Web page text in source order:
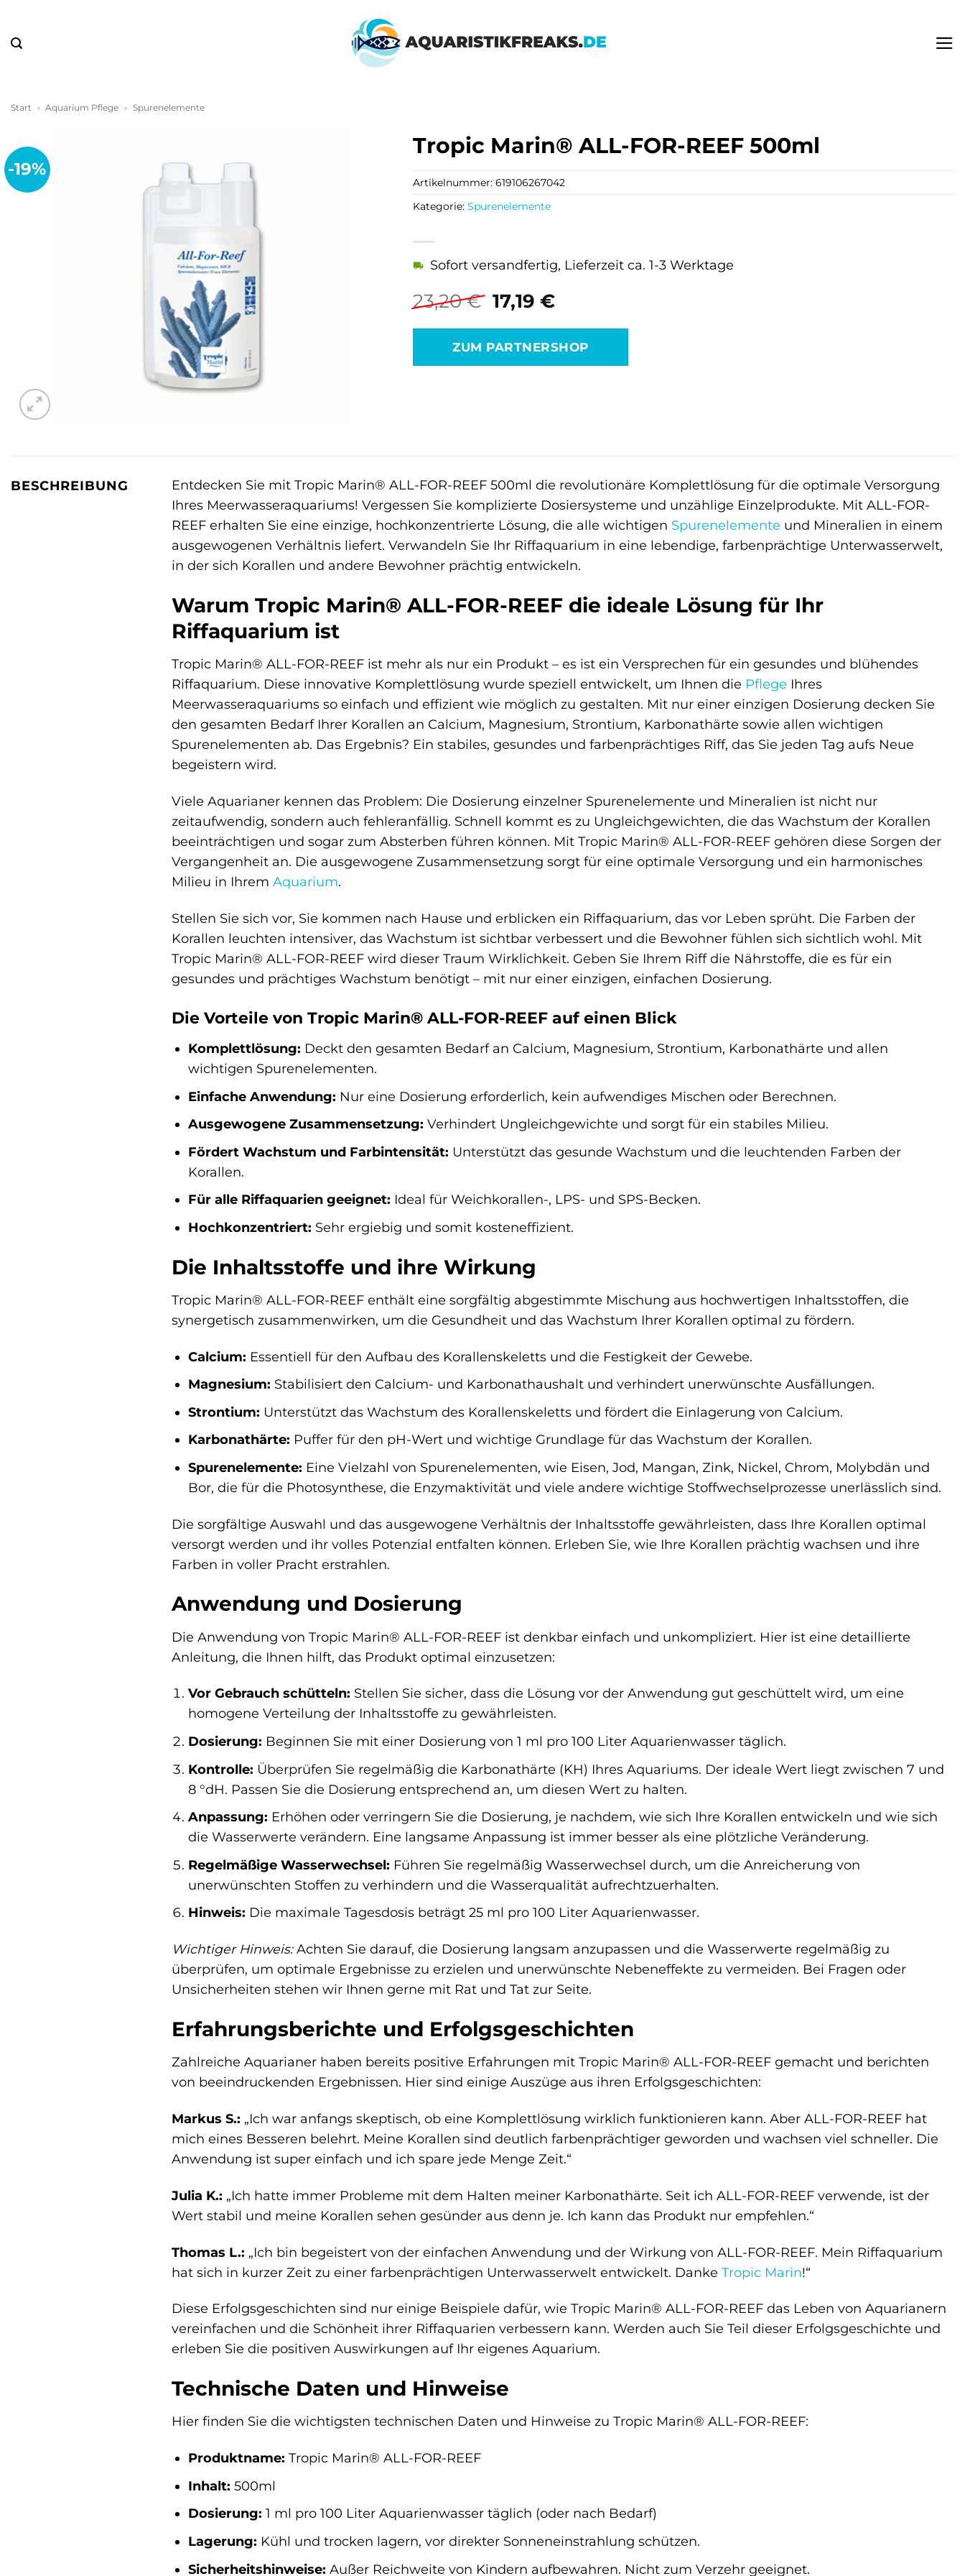
springen
Start » Aquarium Pflege » Spurenelemente
-19%
Tropic Marin® ALL-FOR-REEF 500ml
23,20€ Ursprünglicher
war:
23,20 €
17,19 €Aktueller
ist:
17,19 €.
Sofort versandfertig, Lieferzeit ca. 1-3 Werktage
ZUM PARTNERSHOP
Artikelnummer: 619106267042
Kategorie: Spurenelemente
BESCHREIBUNG
Entdecken Sie mit Tropic Marin® ALL-FOR-REEF 500ml die revolutionäre Komplettlösung für die optimale Versorgung
Ihres Meerwasseraquariums! Vergessen Sie komplizierte Dosiersysteme und unzählige Einzelprodukte. Mit ALL-FOR-
REEF erhalten Sie eine einzige, hochkonzentrierte Lösung, die alle wichtigen Spurenelemente und Mineralien in einem
ausgewogenen Verhältnis liefert. Verwandeln Sie Ihr Riffaquarium in eine lebendige, farbenprächtige Unterwasserwelt,
in der sich Korallen und andere Bewohner prächtig entwickeln.
Warum Tropic Marin® ALL-FOR-REEF die ideale Lösung für Ihr
Riffaquarium ist
Tropic Marin® ALL-FOR-REEF ist mehr als nur ein Produkt – es ist ein Versprechen für ein gesundes und blühendes
Riffaquarium. Diese innovative Komplettlösung wurde speziell entwickelt, um Ihnen die Pflege Ihres
Meerwasseraquariums so einfach und effizient wie möglich zu gestalten. Mit nur einer einzigen Dosierung decken Sie
den gesamten Bedarf Ihrer Korallen an Calcium, Magnesium, Strontium, Karbonathärte sowie allen wichtigen
Spurenelementen ab. Das Ergebnis? Ein stabiles, gesundes und farbenprächtiges Riff, das Sie jeden Tag aufs Neue
begeistern wird.
Viele Aquarianer kennen das Problem: Die Dosierung einzelner Spurenelemente und Mineralien ist nicht nur
zeitaufwendig, sondern auch fehleranfällig. Schnell kommt es zu Ungleichgewichten, die das Wachstum der Korallen
beeinträchtigen und sogar zum Absterben führen können. Mit Tropic Marin® ALL-FOR-REEF gehören diese Sorgen der
Vergangenheit an. Die ausgewogene Zusammensetzung sorgt für eine optimale Versorgung und ein harmonisches
Milieu in Ihrem Aquarium.
Stellen Sie sich vor, Sie kommen nach Hause und erblicken ein Riffaquarium, das vor Leben sprüht. Die Farben der
Korallen leuchten intensiver, das Wachstum ist sichtbar verbessert und die Bewohner fühlen sich sichtlich wohl. Mit
Tropic Marin® ALL-FOR-REEF wird dieser Traum Wirklichkeit. Geben Sie Ihrem Riff die Nährstoffe, die es für ein
gesundes und prächtiges Wachstum benötigt – mit nur einer einzigen, einfachen Dosierung.
Die Vorteile von Tropic Marin® ALL-FOR-REEF auf einen Blick
Komplettlösung: Deckt den gesamten Bedarf an Calcium, Magnesium, Strontium, Karbonathärte und allen
wichtigen Spurenelementen.
Einfache Anwendung: Nur eine Dosierung erforderlich, kein aufwendiges Mischen oder Berechnen.
Ausgewogene Zusammensetzung: Verhindert Ungleichgewichte und sorgt für ein stabiles Milieu.
Fördert Wachstum und Farbintensität: Unterstützt das gesunde Wachstum und die leuchtenden Farben der
Korallen.
Für alle Riffaquarien geeignet: Ideal für Weichkorallen-, LPS- und SPS-Becken.
Hochkonzentriert: Sehr ergiebig und somit kosteneffizient.
Die Inhaltsstoffe und ihre Wirkung
Tropic Marin® ALL-FOR-REEF enthält eine sorgfältig abgestimmte Mischung aus hochwertigen Inhaltsstoffen, die
synergetisch zusammenwirken, um die Gesundheit und das Wachstum Ihrer Korallen optimal zu fördern.
Calcium: Essentiell für den Aufbau des Korallenskeletts und die Festigkeit der Gewebe.
Magnesium: Stabilisiert den Calcium- und Karbonathaushalt und verhindert unerwünschte Ausfällungen.
Strontium: Unterstützt das Wachstum des Korallenskeletts und fördert die Einlagerung von Calcium.
Karbonathärte: Puffer für den pH-Wert und wichtige Grundlage für das Wachstum der Korallen.
Spurenelemente: Eine Vielzahl von Spurenelementen, wie Eisen, Jod, Mangan, Zink, Nickel, Chrom, Molybdän und
Bor, die für die Photosynthese, die Enzymaktivität und viele andere wichtige Stoffwechselprozesse unerlässlich sind.
Die sorgfältige Auswahl und das ausgewogene Verhältnis der Inhaltsstoffe gewährleisten, dass Ihre Korallen optimal
versorgt werden und ihr volles Potenzial entfalten können. Erleben Sie, wie Ihre Korallen prächtig wachsen und ihre
Farben in voller Pracht erstrahlen.
Anwendung und Dosierung
Die Anwendung von Tropic Marin® ALL-FOR-REEF ist denkbar einfach und unkompliziert. Hier ist eine detaillierte
Anleitung, die Ihnen hilft, das Produkt optimal einzusetzen:
Vor Gebrauch schütteln: Stellen Sie sicher, dass die Lösung vor der Anwendung gut geschüttelt wird, um eine
homogene Verteilung der Inhaltsstoffe zu gewährleisten.
Dosierung: Beginnen Sie mit einer Dosierung von 1 ml pro 100 Liter Aquarienwasser täglich.
Kontrolle: Überprüfen Sie regelmäßig die Karbonathärte (KH) Ihres Aquariums. Der ideale Wert liegt zwischen 7 und
8 °dH. Passen Sie die Dosierung entsprechend an, um diesen Wert zu halten.
Anpassung: Erhöhen oder verringern Sie die Dosierung, je nachdem, wie sich Ihre Korallen entwickeln und wie sich
die Wasserwerte verändern. Eine langsame Anpassung ist immer besser als eine plötzliche Veränderung.
Regelmäßige Wasserwechsel: Führen Sie regelmäßig Wasserwechsel durch, um die Anreicherung von
unerwünschten Stoffen zu verhindern und die Wasserqualität aufrechtzuerhalten.
Hinweis: Die maximale Tagesdosis beträgt 25 ml pro 100 Liter Aquarienwasser.
Wichtiger Hinweis:Achten Sie darauf, die Dosierung langsam anzupassen und die Wasserwerte regelmäßig zu
überprüfen, um optimale Ergebnisse zu erzielen und unerwünschte Nebeneffekte zu vermeiden. Bei Fragen oder
Unsicherheiten stehen wir Ihnen gerne mit Rat und Tat zur Seite.
Erfahrungsberichte und Erfolgsgeschichten
Zahlreiche Aquarianer haben bereits positive Erfahrungen mit Tropic Marin® ALL-FOR-REEF gemacht und berichten
von beeindruckenden Ergebnissen. Hier sind einige Auszüge aus ihren Erfolgsgeschichten:
Markus S.: „Ich war anfangs skeptisch, ob eine Komplettlösung wirklich funktionieren kann. Aber ALL-FOR-REEF hat
mich eines Besseren belehrt. Meine Korallen sind deutlich farbenprächtiger geworden und wachsen viel schneller. Die
Anwendung ist super einfach und ich spare jede Menge Zeit.“
Julia K.: „Ich hatte immer Probleme mit dem Halten meiner Karbonathärte. Seit ich ALL-FOR-REEF verwende, ist der
Wert stabil und meine Korallen sehen gesünder aus denn je. Ich kann das Produkt nur empfehlen.“
Thomas L.: „Ich bin begeistert von der einfachen Anwendung und der Wirkung von ALL-FOR-REEF. Mein Riffaquarium
hat sich in kurzer Zeit zu einer farbenprächtigen Unterwasserwelt entwickelt. Danke Tropic Marin!“
Diese Erfolgsgeschichten sind nur einige Beispiele dafür, wie Tropic Marin® ALL-FOR-REEF das Leben von Aquarianern
vereinfachen und die Schönheit ihrer Riffaquarien verbessern kann. Werden auch Sie Teil dieser Erfolgsgeschichte und
erleben Sie die positiven Auswirkungen auf Ihr eigenes Aquarium.
Technische Daten und Hinweise
Hier finden Sie die wichtigsten technischen Daten und Hinweise zu Tropic Marin® ALL-FOR-REEF:
Produktname: Tropic Marin® ALL-FOR-REEF
Inhalt: 500ml
Dosierung: 1 ml pro 100 Liter Aquarienwasser täglich (oder nach Bedarf)
Lagerung: Kühl und trocken lagern, vor direkter Sonneneinstrahlung schützen.
Sicherheitshinweise: Außer Reichweite von Kindern aufbewahren. Nicht zum Verzehr geeignet.